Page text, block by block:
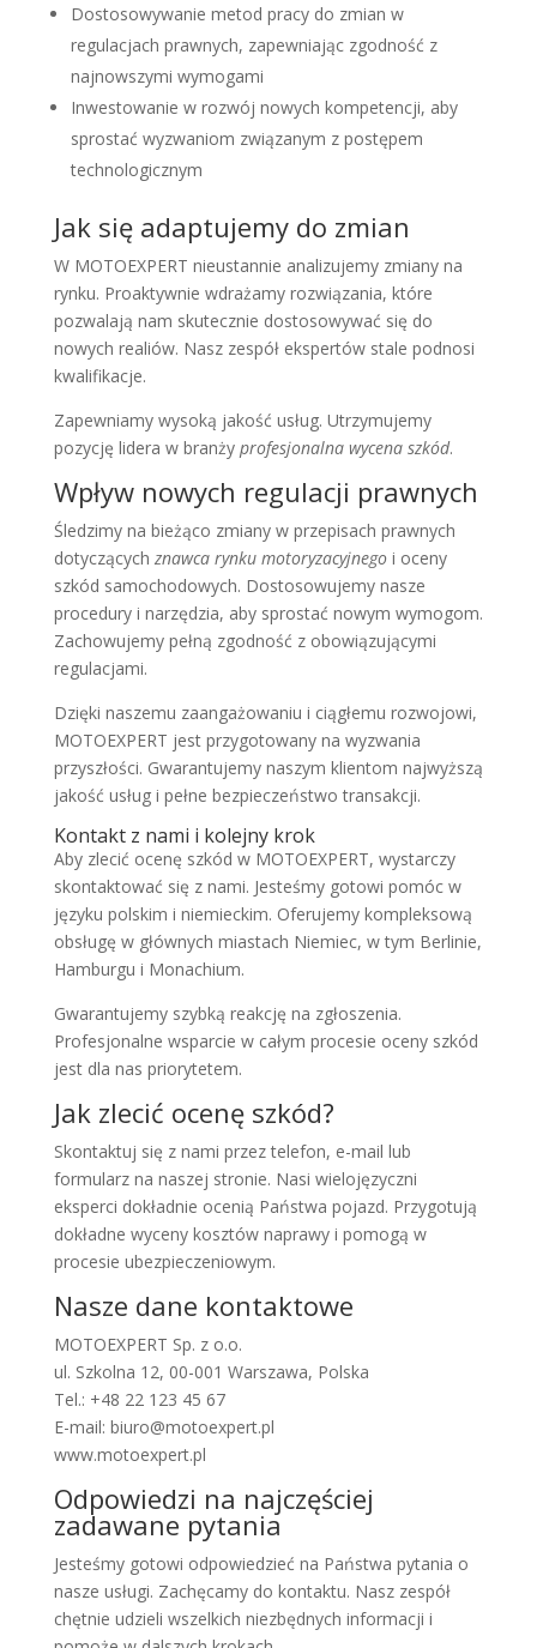
Dostosowywanie metod pracy do zmian w
regulacjach prawnych, zapewniając zgodność z
najnowszymi wymogami
Inwestowanie w rozwój nowych kompetencji, aby
sprostać wyzwaniom związanym z postępem
technologicznym
Jak się adaptujemy do zmian
W MOTOEXPERT nieustannie analizujemy zmiany na
rynku. Proaktywnie wdrażamy rozwiązania, które
pozwalają nam skutecznie dostosowywać się do
nowych realiów. Nasz zespół ekspertów stale podnosi
kwalifikacje.
Zapewniamy wysoką jakość usług. Utrzymujemy
pozycję lidera w branży profesjonalna wycena szkód.
Wpływ nowych regulacji prawnych
Śledzimy na bieżąco zmiany w przepisach prawnych
dotyczących znawca rynku motoryzacyjnegoi oceny
szkód samochodowych. Dostosowujemy nasze
procedury i narzędzia, aby sprostać nowym wymogom.
Zachowujemy pełną zgodność z obowiązującymi
regulacjami.
Dzięki naszemu zaangażowaniu i ciągłemu rozwojowi,
MOTOEXPERT jest przygotowany na wyzwania
przyszłości. Gwarantujemy naszym klientom najwyższą
jakość usług i pełne bezpieczeństwo transakcji.
Kontakt z nami i kolejny krok
Aby zlecić ocenę szkód w MOTOEXPERT, wystarczy
skontaktować się z nami. Jesteśmy gotowi pomóc w
języku polskim i niemieckim. Oferujemy kompleksową
obsługę w głównych miastach Niemiec, w tym Berlinie,
Hamburgu i Monachium.
Gwarantujemy szybką reakcję na zgłoszenia.
Profesjonalne wsparcie w całym procesie oceny szkód
jest dla nas priorytetem.
Jak zlecić ocenę szkód?
Skontaktuj się z nami przez telefon, e-mail lub
formularz na naszej stronie. Nasi wielojęzyczni
eksperci dokładnie ocenią Państwa pojazd. Przygotują
dokładne wyceny kosztów naprawy i pomogą w
procesie ubezpieczeniowym.
Nasze dane kontaktowe
MOTOEXPERT Sp. z o.o.
ul. Szkolna 12, 00-001 Warszawa, Polska
Tel.: +48 22 123 45 67
E-mail: biuro@motoexpert.pl
www.motoexpert.pl
Odpowiedzi na najczęściej
zadawane pytania
Jesteśmy gotowi odpowiedzieć na Państwa pytania o
nasze usługi. Zachęcamy do kontaktu. Nasz zespół
chętnie udzieli wszelkich niezbędnych informacji i